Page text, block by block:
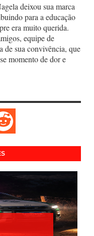
deixou sua marca
para a educação
era muito querida.
equipe de
de sua convivência, que
momento de dor e